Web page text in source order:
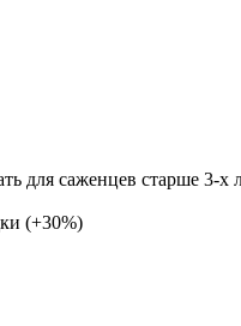
для саженцев старше 3-х
(+30%)